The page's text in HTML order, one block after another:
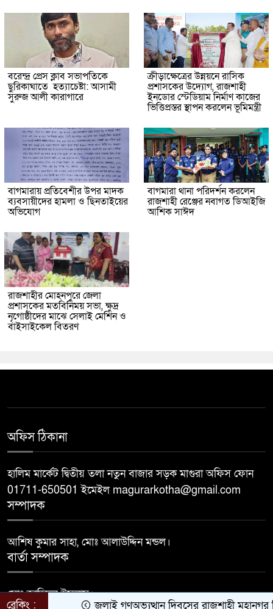
বরেন্দ্র প্রেস ক্লাব সভাপতিকে
ছুরিকাঘাতে হত্যাচেষ্টা: আসামী
সুরুজ আলী কারাগারে
ক্রীড়াক্ষেত্রের উন্নয়নে রাসিক
প্রশাসকের উদ্যোগ, রাজশাহী
ইনডোর স্টেডিয়াম নির্মাণ কাজের
ভিত্তিপ্রস্তর স্থাপন করলেন ভূমিমন্ত্রী
বাগমারায় প্রতিবেশীর উপর মাদক
ব্যবসায়ীদের হামলা ও ছিনতাইয়ের
অভিযোগ
বাগমারা থানা পরিদর্শন করলেন
রাজশাহী রেঞ্জের নবাগত ডিআইজি
আশিক সাঈদ
রাজশাহীর মোহনপুরে জেলা
প্রশাসকের মতবিনিময় সভা, ক্ষুদ্র
নৃগোষ্ঠীদের মাঝে সেলাই মেশিন ও
বাইসাইকেল বিতরণ
অফিস ঠিকানা
হালিম মার্কেট দ্বিতীয় তলা নতুন বাজার সড়ক মাগুরা অফিস ফোন
01711-650501 ইমেইল magurarkotha@gmail.com
সম্পাদক
আশিষ কুমার সাহা, মোঃ আলাউদ্দিন মন্ডল।
বার্তা সম্পাদক
মোঃ জাহিদুল ইসলাম।
ব্রেকিং : জুলাই গণঅভ্যুত্থান দিবসের রাজশাহী মহানগর